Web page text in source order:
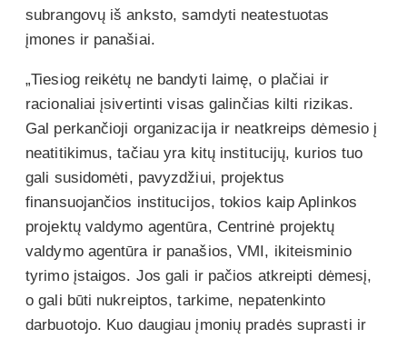
subrangovų iš anksto, samdyti neatestuotas
įmones ir panašiai.
„Tiesiog reikėtų ne bandyti laimę, o plačiai ir
racionaliai įsivertinti visas galinčias kilti rizikas.
Gal perkančioji organizacija ir neatkreips dėmesio į
neatitikimus, tačiau yra kitų institucijų, kurios tuo
gali susidomėti, pavyzdžiui, projektus
finansuojančios institucijos, tokios kaip Aplinkos
projektų valdymo agentūra, Centrinė projektų
valdymo agentūra ir panašios, VMI, ikiteisminio
tyrimo įstaigos. Jos gali ir pačios atkreipti dėmesį,
o gali būti nukreiptos, tarkime, nepatenkinto
darbuotojo. Kuo daugiau įmonių pradės suprasti ir